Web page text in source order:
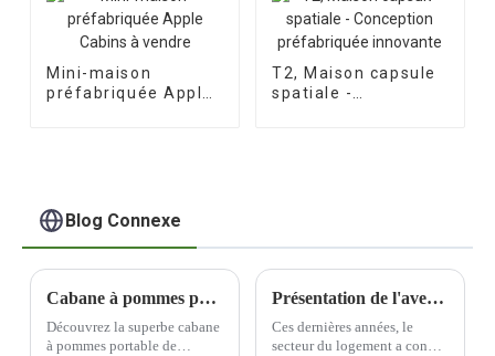
Mini-maison
préfabriquée Apple
T2, Maison capsule
spatiale -
Blog Connexe
Cabane à pommes portable - Magnifique café
Découvrez la superbe cabane
à pommes portable de
Présentation de l'avenir du logement : les maisons préfabriquées
Ces dernières années, le
secteur du logement a connu